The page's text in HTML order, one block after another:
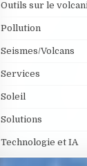
Outils sur le
Pollution
Seismes/Volcans
Services
Soleil
Solutions
Technologie et IA